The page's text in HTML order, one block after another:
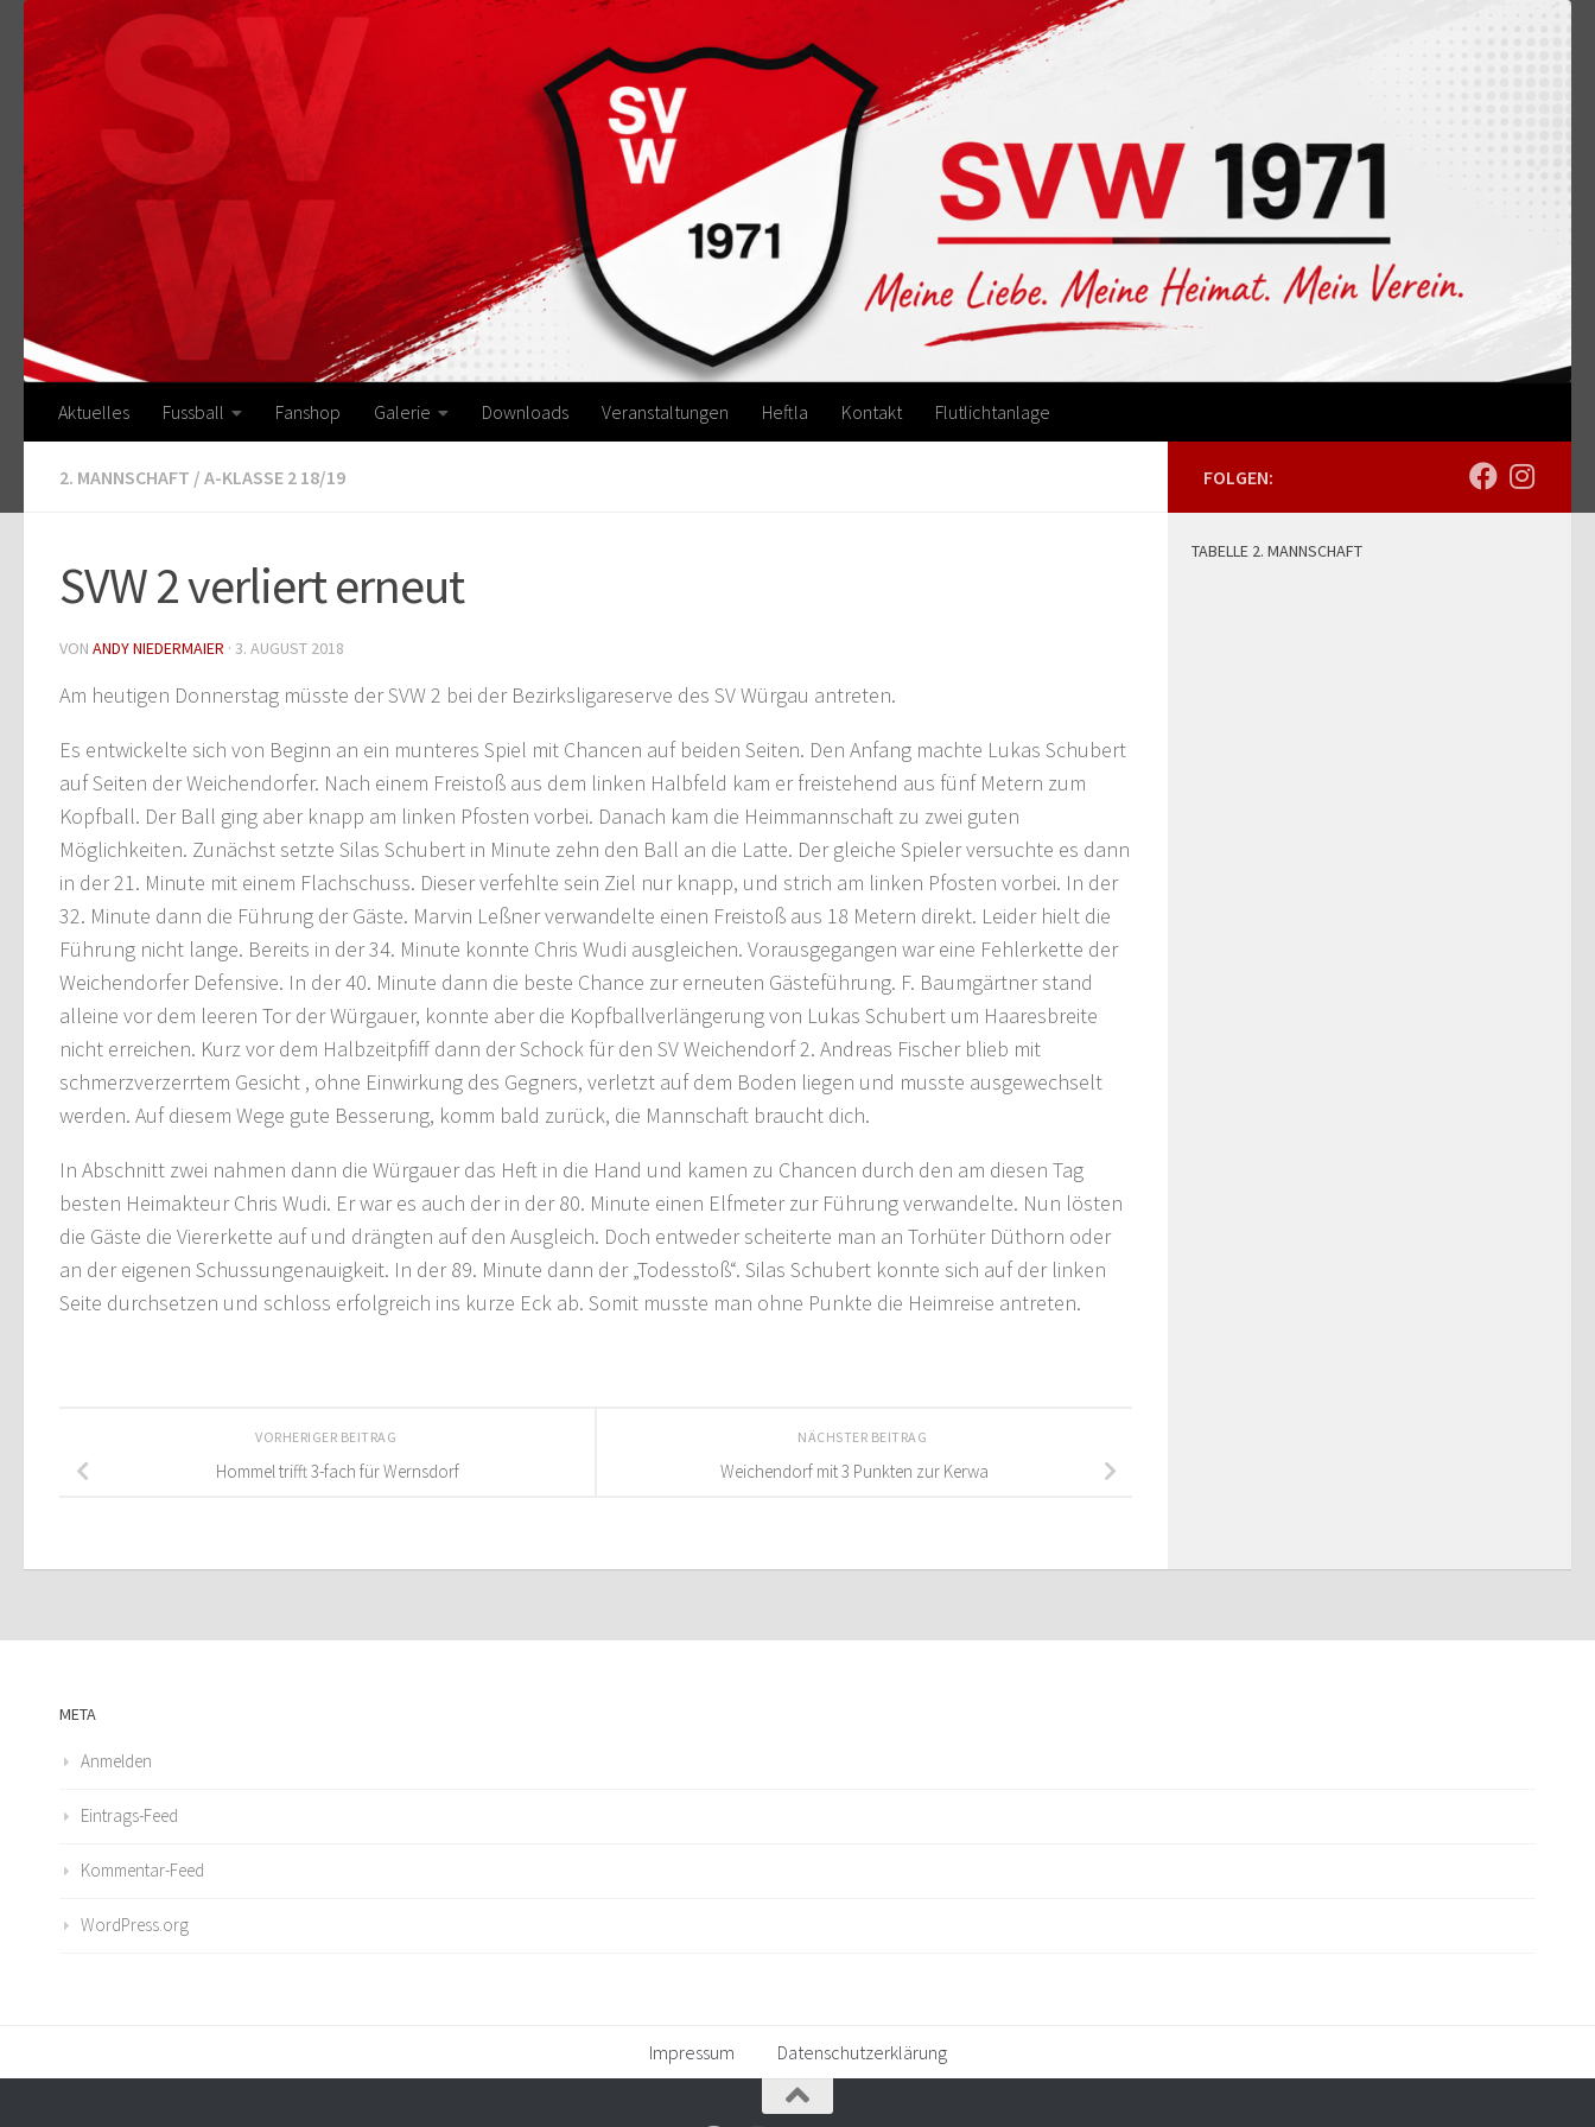
Zum Inhalt springen
Aktuelles Fussball Fanshop Galerie Downloads Veranstaltungen Heftla Kontakt Flutlichtanlage
2. MANNSCHAFT / A-KLASSE 2 18/19
SVW 2 verliert erneut
VON ANDY NIEDERMAIER · 3. AUGUST 2018
Am heutigen Donnerstag müsste der SVW 2 bei der Bezirksligareserve des SV Würgau antreten.
Es entwickelte sich von Beginn an ein munteres Spiel mit Chancen auf beiden Seiten. Den Anfang machte Lukas Schubert
auf Seiten der Weichendorfer. Nach einem Freistoß aus dem linken Halbfeld kam er freistehend aus fünf Metern zum
Kopfball. Der Ball ging aber knapp am linken Pfosten vorbei. Danach kam die Heimmannschaft zu zwei guten
Möglichkeiten. Zunächst setzte Silas Schubert in Minute zehn den Ball an die Latte. Der gleiche Spieler versuchte es dann
in der 21. Minute mit einem Flachschuss. Dieser verfehlte sein Ziel nur knapp, und strich am linken Pfosten vorbei. In der
32. Minute dann die Führung der Gäste. Marvin Leßner verwandelte einen Freistoß aus 18 Metern direkt. Leider hielt die
Führung nicht lange. Bereits in der 34. Minute konnte Chris Wudi ausgleichen. Vorausgegangen war eine Fehlerkette der
Weichendorfer Defensive. In der 40. Minute dann die beste Chance zur erneuten Gästeführung. F. Baumgärtner stand
alleine vor dem leeren Tor der Würgauer, konnte aber die Kopfballverlängerung von Lukas Schubert um Haaresbreite
nicht erreichen. Kurz vor dem Halbzeitpfiff dann der Schock für den SV Weichendorf 2. Andreas Fischer blieb mit
schmerzverzerrtem Gesicht , ohne Einwirkung des Gegners, verletzt auf dem Boden liegen und musste ausgewechselt
werden. Auf diesem Wege gute Besserung, komm bald zurück, die Mannschaft braucht dich.
In Abschnitt zwei nahmen dann die Würgauer das Heft in die Hand und kamen zu Chancen durch den am diesen Tag
besten Heimakteur Chris Wudi. Er war es auch der in der 80. Minute einen Elfmeter zur Führung verwandelte. Nun lösten
die Gäste die Viererkette auf und drängten auf den Ausgleich. Doch entweder scheiterte man an Torhüter Düthorn oder
an der eigenen Schussungenauigkeit. In der 89. Minute dann der „Todesstoß“. Silas Schubert konnte sich auf der linken
Seite durchsetzen und schloss erfolgreich ins kurze Eck ab. Somit musste man ohne Punkte die Heimreise antreten.
NÄCHSTER BEITRAG
Weichendorf mit 3 Punkten zur Kerwa
VORHERIGER BEITRAG
Hommel trifft 3-fach für Wernsdorf
FOLGEN:
TABELLE 2. MANNSCHAFT
META
Anmelden
Eintrags-Feed
Kommentar-Feed
WordPress.org
Impressum Datenschutzerklärung